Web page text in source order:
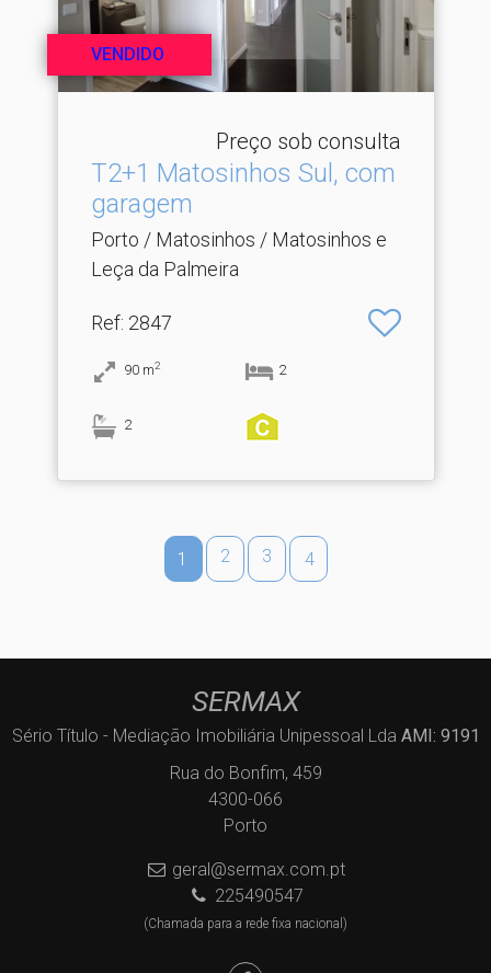
VENDIDO
Preço sob consulta
T2+1 Matosinhos Sul, com
garagem
Porto / Matosinhos / Matosinhos e
Leça da Palmeira
Ref: 2847
90 m2 2
2
1 2 3 4
SERMAX
Sério Título - Mediação Imobiliária Unipessoal Lda AMI: 9191
Rua do Bonfim, 459
4300-066
Porto
geral@sermax.com.pt
225490547
(Chamada para a rede fixa nacional)